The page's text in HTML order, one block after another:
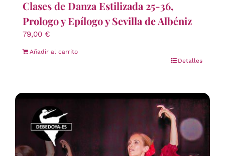
Clases de Danza Estilizada 25-36,
Prologo y Epílogo y Sevilla de Albéniz
79,00 €
Añadir al carrito
Detalles